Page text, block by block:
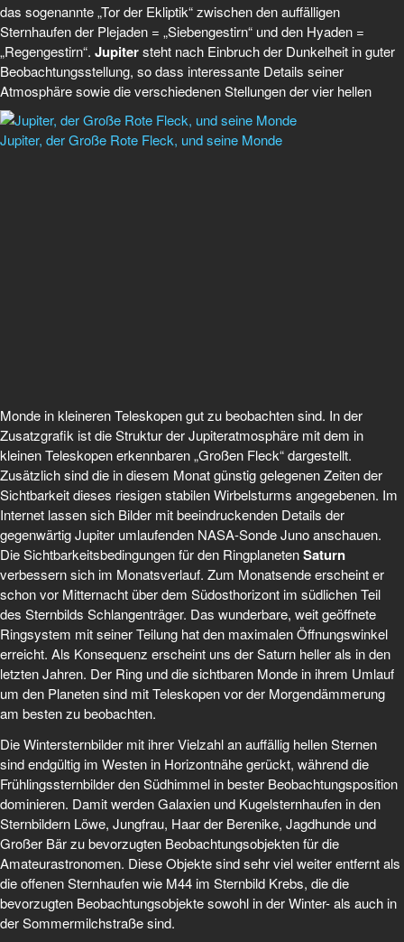
das sogenannte „Tor der Ekliptik“ zwischen den auffälligen
Sternhaufen der Plejaden = „Siebengestirn“ und den Hyaden =
„Regengestirn“. Jupitersteht nach Einbruch der Dunkelheit in guter
Beobachtungsstellung, so dass interessante Details seiner
Atmosphäre sowie die verschiedenen
Jupiter, der Große Rote Fleck, und seine Monde
Stellungen der vier hellen
Monde in kleineren Teleskopen gut zu beobachten sind. In der
Zusatzgrafik ist die Struktur der Jupiteratmosphäre mit dem in
kleinen Teleskopen erkennbaren „Großen Fleck“ dargestellt.
Zusätzlich sind die in diesem Monat günstig gelegenen Zeiten der
Sichtbarkeit dieses riesigen stabilen Wirbelsturms angegebenen. Im
Internet lassen sich Bilder mit beeindruckenden Details der
gegenwärtig Jupiter umlaufenden NASA-Sonde Juno anschauen.
Die Sichtbarkeitsbedingungen für den RingplanetenSaturn
verbessern sich im Monatsverlauf. Zum Monatsende erscheint er
schon vor Mitternacht über dem Südosthorizont im südlichen Teil
des Sternbilds Schlangenträger. Das wunderbare, weit geöffnete
Ringsystem mit seiner Teilung hat den maximalen Öffnungswinkel
erreicht. Als Konsequenz erscheint uns der Saturn heller als in den
letzten Jahren. Der Ring und die sichtbaren Monde in ihrem Umlauf
um den Planeten sind mit Teleskopen vor der Morgendämmerung
am besten zu beobachten.
Die Wintersternbilder mit ihrer Vielzahl an auffällig hellen Sternen
sind endgültig im Westen in Horizontnähe gerückt, während die
Frühlingssternbilder den Südhimmel in bester Beobachtungsposition
dominieren. Damit werden Galaxien und Kugelsternhaufen in den
Sternbildern Löwe, Jungfrau, Haar der Berenike, Jagdhunde und
Großer Bär zu bevorzugten Beobachtungsobjekten für die
Amateurastronomen. Diese Objekte sind sehr viel weiter entfernt als
die offenen Sternhaufen wie M44 im Sternbild Krebs, die die
bevorzugten Beobachtungsobjekte sowohl in der Winter- als auch in
der Sommermilchstraße sind.